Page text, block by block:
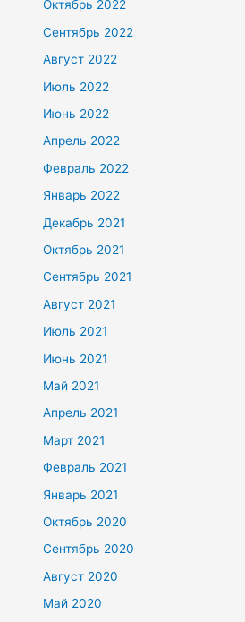
Октябрь 2022
Сентябрь 2022
Август 2022
Июль 2022
Июнь 2022
Апрель 2022
Февраль 2022
Январь 2022
Декабрь 2021
Октябрь 2021
Сентябрь 2021
Август 2021
Июль 2021
Июнь 2021
Май 2021
Апрель 2021
Март 2021
Февраль 2021
Январь 2021
Октябрь 2020
Сентябрь 2020
Август 2020
Май 2020